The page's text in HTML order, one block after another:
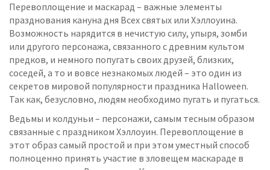
Перевоплощение и маскарад – важные элементы
празднования кануна дня Всех святых или Хэллоуина.
Возможность нарядится в нечистую силу, упыря, зомби
или другого персонажа, связанного с древним культом
предков, и немного попугать своих друзей, близких,
соседей, а то и вовсе незнакомых людей – это один из
секретов мировой популярности праздника Halloween.
Так как, безусловно, людям необходимо пугать и пугаться.
Ведьмы и колдуньи – персонажи, самым тесным образом
связанные с праздником Хэллоуин. Перевоплощение в
этот образ самый простой и при этом уместный способ
полноценно принять участие в зловещем маскараде в